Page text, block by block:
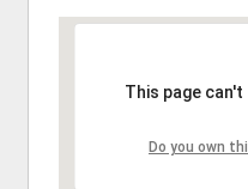
This page
Do you own